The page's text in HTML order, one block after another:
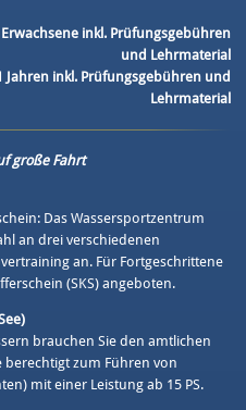
inkl. Prüfungsgebühren
und Lehrmaterial
Jahren inkl. Prüfungsgebühren und
Lehrmaterial
große Fahrt
Das Wassersportzentrum
an drei verschiedenen
an. Für Fortgeschrittene
(SKS) angeboten.
brauchen Sie den amtlichen
berechtigt zum Führen von
mit einer Leistung ab 15 PS.